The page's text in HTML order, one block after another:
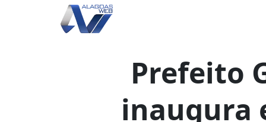
Prefeito
inaugura